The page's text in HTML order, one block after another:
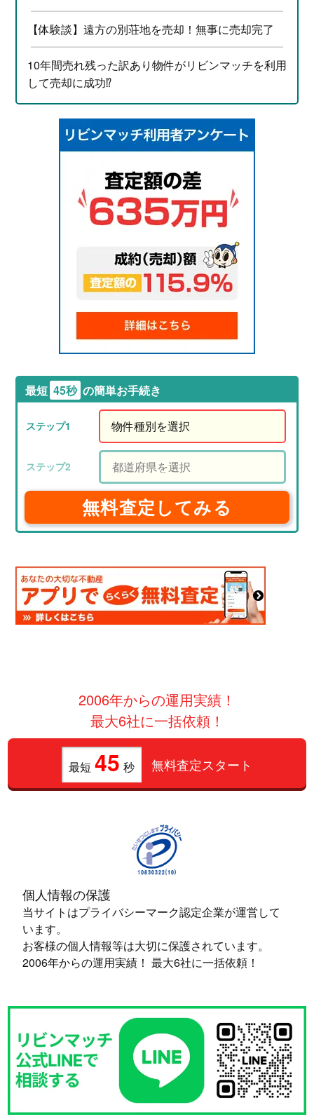
【体験談】遠方の別荘地を売却！無事に売却完了
10年間売れ残った訳あり物件がリビンマッチを利用
して売却に成功⁉
最短 45秒 の簡単お手続き
無料査定してみる
2006年からの運用実績！
最大6社に一括依頼！
最短 45 秒 無料査定スタート
個人情報の保護
当サイトはプライバシーマーク認定企業が運営して
います。
お客様の個人情報等は大切に保護されています。
2006年からの運用実績！ 最大6社に一括依頼！